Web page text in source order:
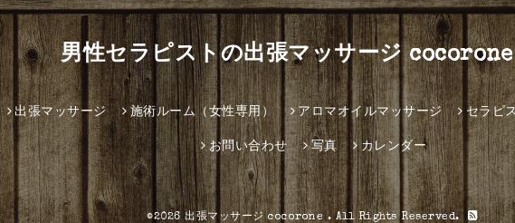
男性セラピストの出張マッサージ
出張マッサージ 施術ルーム（女性専用） アロマオイルマッサージ セラピ
お問い合わせ 写真 カレンダー
©2026出張マッサージ cocorone. All Rights Reserved.